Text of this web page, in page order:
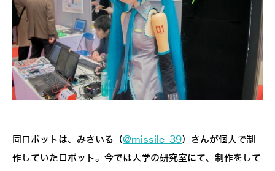
同ロボットは、みさいる（@missile_39）さんが個人で制
作していたロボット。今では大学の研究室にて、制作をして